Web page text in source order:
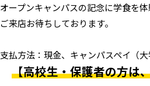
オープンキャンパスの記念に学食を
ご来店お待ちしております。
支払方法：現金、キャンパスペイ（大
【高校生・保護者の方は